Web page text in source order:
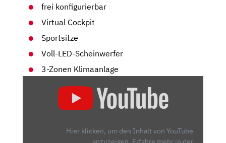
frei konfigurierbar
Virtual Cockpit
Sportsitze
Voll-LED-Scheinwerfer
3-Zonen Klimaanlage
FORMENTOR
SPORTSTOURER:Hier klicken, um den Inhalt von YouTube